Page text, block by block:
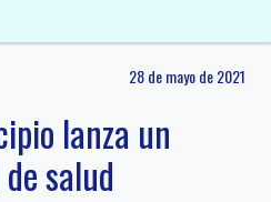
28 de mayo de 2021
lanza un
salud